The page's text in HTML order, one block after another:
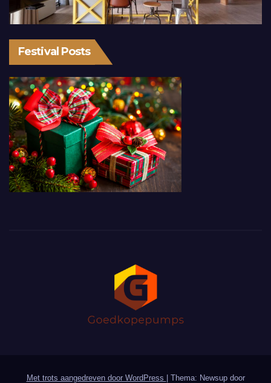
Festival Posts
Met trots aangedreven door WordPress | Thema: Newsup door